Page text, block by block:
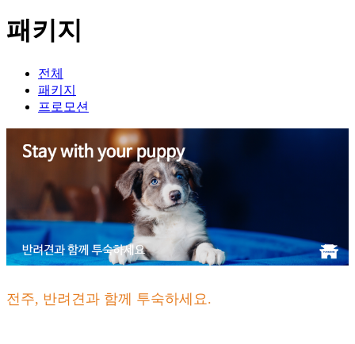
패키지
전체
패키지
프로모션
전주, 반려견과 함께 투숙하세요.